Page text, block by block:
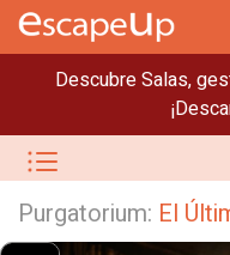
Descubre Salas,
Purgatorium: El